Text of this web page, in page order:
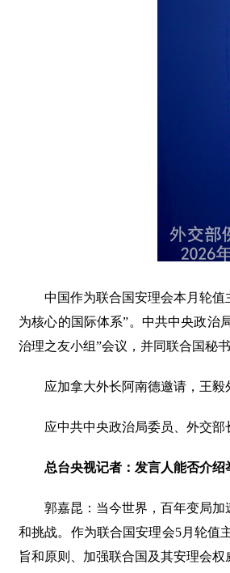
中国作为联合国安理会本月轮
为核心的国际体系”。中共中央政治
治理之友小组”会议，并同联合国秘
应加拿大外长阿南德邀请，王
应中共中央政治局委员、外交
总台央视记者：发言人能否介
郭嘉昆：当今世界，百年变局
和挑战。作为联合国安理会5月轮值
旨和原则、加强联合国及其安理会